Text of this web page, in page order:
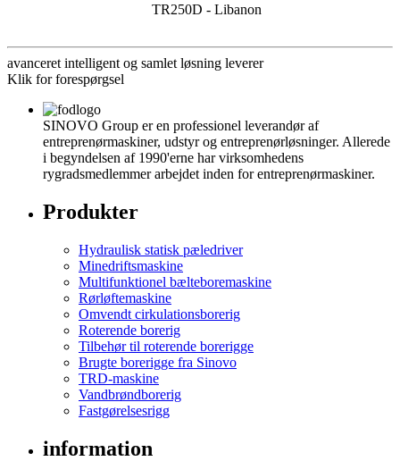
TR250D - Libanon
avanceret intelligent og samlet løsning leverer
Klik for forespørgsel
SINOVO Group er en professionel leverandør af
entreprenørmaskiner, udstyr og entreprenørløsninger. Allerede
i begyndelsen af ​​1990'erne har virksomhedens
rygradsmedlemmer arbejdet inden for entreprenørmaskiner.
Produkter
Hydraulisk statisk pæledriver
Minedriftsmaskine
Multifunktionel bælteboremaskine
Rørløftemaskine
Omvendt cirkulationsborerig
Roterende borerig
Tilbehør til roterende borerigge
Brugte borerigge fra Sinovo
TRD-maskine
Vandbrøndborerig
Fastgørelsesrigg
information